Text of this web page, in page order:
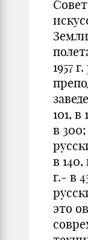
1957
101, в
в
в 140,
г.- в
это